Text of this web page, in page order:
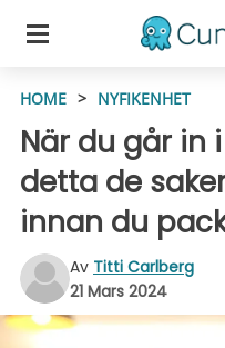
HOME > NYFIKENHET
När du går in
detta de
innan du
Av Titti Carlberg
21 Mars 2024